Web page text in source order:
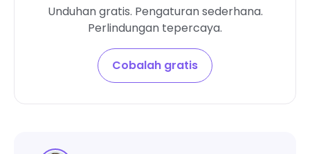
Unduhan gratis. Pengaturan sederhana.
Perlindungan tepercaya.
Cobalah gratis